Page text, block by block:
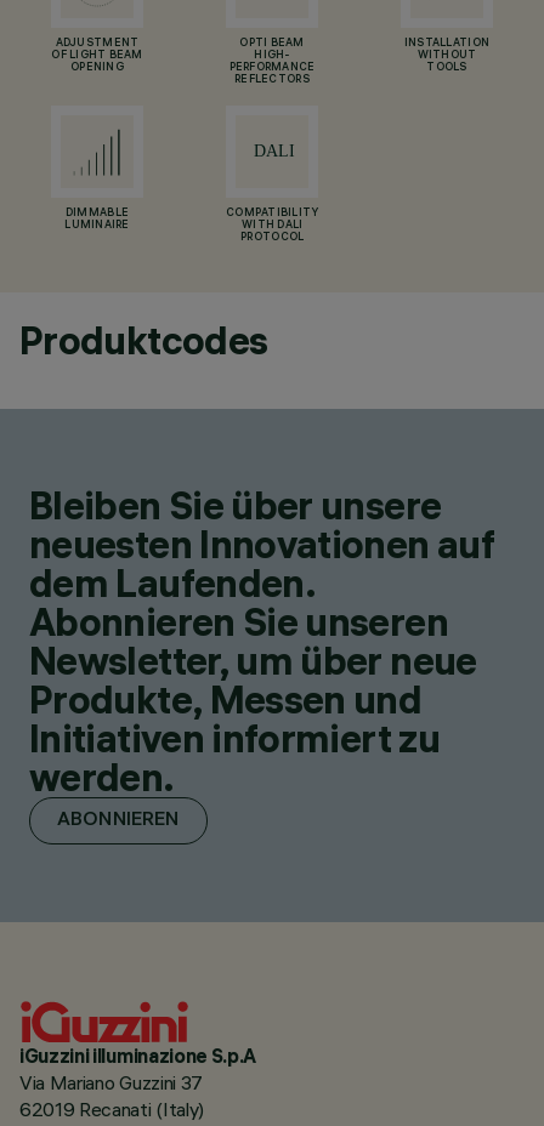
ADJUSTMENT
OF LIGHT BEAM
OPENING
OPTI BEAM
HIGH-
PERFORMANCE
REFLECTORS
INSTALLATION
WITHOUT
TOOLS
DIMMABLE
LUMINAIRE
COMPATIBILITY
WITH DALI
PROTOCOL
Produktcodes
Bleiben Sie über unsere
neuesten Innovationen auf
dem Laufenden.
Abonnieren Sie unseren
Newsletter, um über neue
Produkte, Messen und
Initiativen informiert zu
werden.
ABONNIEREN
iGuzzini illuminazione S.p.A
Via Mariano Guzzini 37
62019 Recanati (Italy)